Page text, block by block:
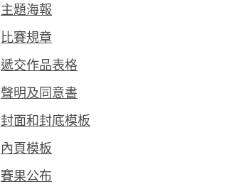
主題海報
比賽規章
遞交作品表格
聲明及同意書
封面和封底模板
內頁模板
賽果公布